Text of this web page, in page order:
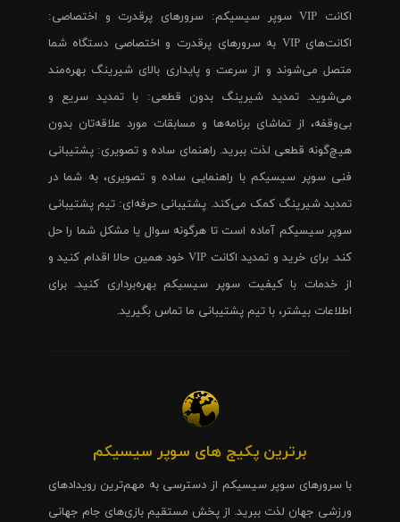
اکانت VIP سوپر سیسیکم: سرورهای پرقدرت و اختصاصی:
اکانت‌های VIP به سرورهای پرقدرت و اختصاصی دستگاه شما
متصل می‌شوند و از سرعت و پایداری بالای شیرینگ بهره‌مند
می‌شوید. تمدید شیرینگ بدون قطعی: با تمدید سریع و
بی‌وقفه، از تماشای برنامه‌ها و مسابقات مورد علاقه‌تان بدون
هیچ‌گونه قطعی لذت ببرید. راهنمای ساده و تصویری: پشتیبانی
فنی سوپر سیسیکم با راهنمایی ساده و تصویری، به شما در
تمدید شیرینگ کمک می‌کند. پشتیبانی حرفه‌ای: تیم پشتیبانی
سوپر سیسیکم آماده است تا هرگونه سوال یا مشکل شما را حل
کند. برای خرید و تمدید اکانت VIP خود همین حالا اقدام کنید و
از خدمات با کیفیت سوپر سیسیکم بهره‌برداری کنید. برای
اطلاعات بیشتر، با تیم پشتیبانی ما تماس بگیرید.
برترین پکیج های سوپر سیسیکم
با سرورهای سوپر سیسیکم از دسترسی به مهم‌ترین رویدادهای
ورزشی جهان لذت ببرید. از پخش مستقیم بازی‌های جام جهانی